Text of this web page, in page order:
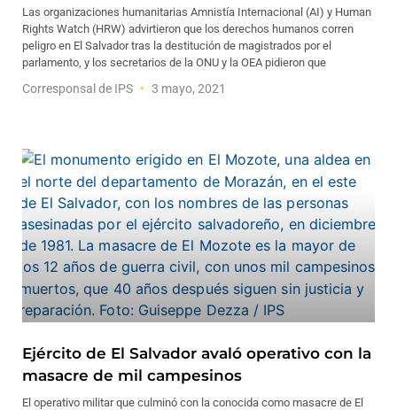
Las organizaciones humanitarias Amnistía Internacional (AI) y Human
Rights Watch (HRW) advirtieron que los derechos humanos corren
peligro en El Salvador tras la destitución de magistrados por el
parlamento, y los secretarios de la ONU y la OEA pidieron que
Corresponsal de IPS 3 mayo, 2021
Ejército de El Salvador avaló operativo con la
masacre de mil campesinos
El operativo militar que culminó con la conocida como masacre de El